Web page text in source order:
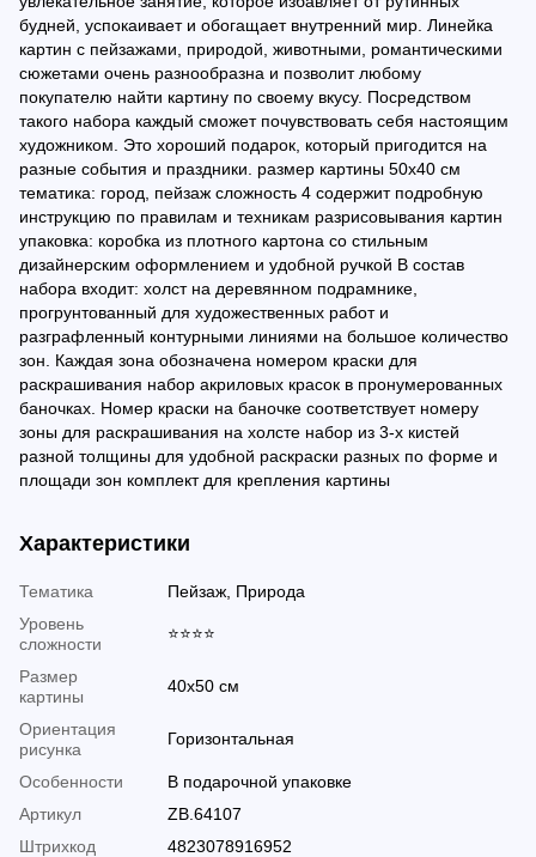
будней, успокаивает и обогащает внутренний мир. Линейка
картин с пейзажами, природой, животными, романтическими
сюжетами очень разнообразна и позволит любому
покупателю найти картину по своему вкусу. Посредством
такого набора каждый сможет почувствовать себя настоящим
художником. Это хороший подарок, который пригодится на
разные события и праздники. размер картины 50х40 см
тематика: город, пейзаж сложность 4 содержит подробную
инструкцию по правилам и техникам разрисовывания картин
упаковка: коробка из плотного картона со стильным
дизайнерским оформлением и удобной ручкой В состав
набора входит: холст на деревянном подрамнике,
прогрунтованный для художественных работ и
разграфленный контурными линиями на большое количество
зон. Каждая зона обозначена номером краски для
раскрашивания набор акриловых красок в пронумерованных
баночках. Номер краски на баночке соответствует номеру
зоны для раскрашивания на холсте набор из 3-х кистей
разной толщины для удобной раскраски разных по форме и
площади зон комплект для крепления картины
Характеристики
Тематика
Пейзаж, Природа
Уровень
сложности
⭐⭐⭐⭐
Размер
картины
40х50 см
Ориентация
рисунка
Горизонтальная
Особенности
В подарочной упаковке
Артикул
ZB.64107
Штрихкод
4823078916952